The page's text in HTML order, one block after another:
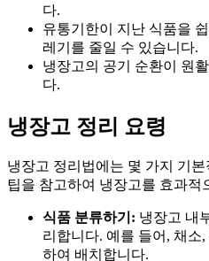
다.
유통기한이 지난 식품을
레기를 줄일 수 있습니다.
냉장고의 공기 순환이 원
다.
냉장고 정리 요령
냉장고 정리법에는 몇 가지 기
팁을 참고하여 냉장고를 효과적
식품 분류하기: 냉장고 내
리합니다. 예를 들어, 채소
하여 배치합니다.